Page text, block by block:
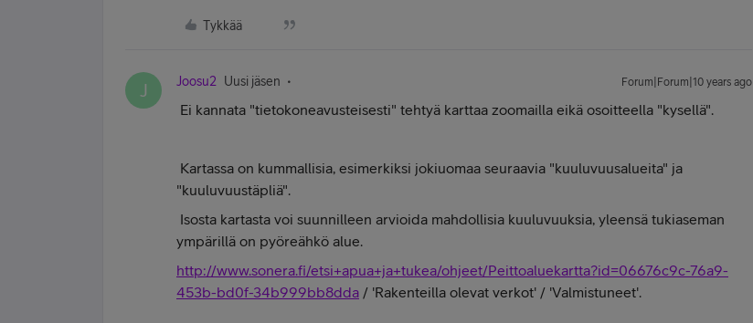
Tykkää
J Joosu2 Uusi jäsen Forum|Forum|10 years ago
Ei kannata "tietokoneavusteisesti" tehtyä karttaa zoomailla eikä osoitteella "kysellä".
Kartassa on kummallisia, esimerkiksi jokiuomaa seuraavia "kuuluvuusalueita" ja
"kuuluvuustäpliä".
Isosta kartasta voi suunnilleen arvioida mahdollisia kuuluvuuksia, yleensä tukiaseman
ympärillä on pyöreähkö alue.
http://www.sonera.fi/etsi+apua+ja+tukea/ohjeet/Peittoaluekartta?id=06676c9c-76a9-
453b-bd0f-34b999bb8dda / 'Rakenteilla olevat verkot' / 'Valmistuneet'.